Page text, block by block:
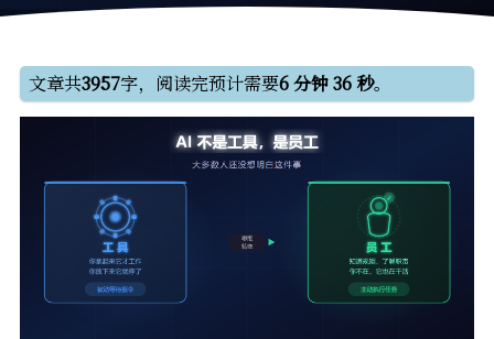
文章共3957字，阅读完预计需要6 分钟 36 秒。